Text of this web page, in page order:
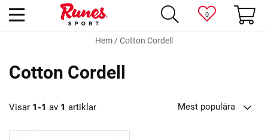
0
Hem/Cotton Cordell
Cotton Cordell
Visar 1-1 av 1 artiklar Mest populära